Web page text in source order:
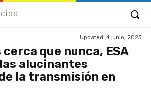
Updated: 4 junio, 2023
que nunca, ESA
alucinantes
la transmisión en